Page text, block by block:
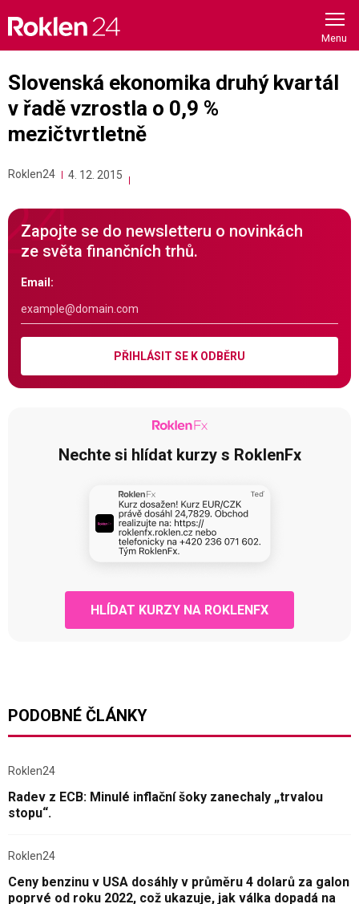
content
Slovenská ekonomika druhý kvartál
v řadě vzrostla o 0,9 %
mezičtvrtletně
Roklen24 4. 12. 2015
Zapojte se do newsletteru o novinkách
ze světa finančních trhů.
Email:
PŘIHLÁSIT SE K ODBĚRU
Nechte si hlídat kurzy s RoklenFx
HLÍDAT KURZY NA ROKLENFX
PODOBNÉ ČLÁNKY
Roklen24
Radev z ECB: Minulé inflační šoky zanechaly „trvalou
stopu“.
Roklen24
Ceny benzinu v USA dosáhly v průměru 4 dolarů za galon
poprvé od roku 2022, což ukazuje, jak válka dopadá na